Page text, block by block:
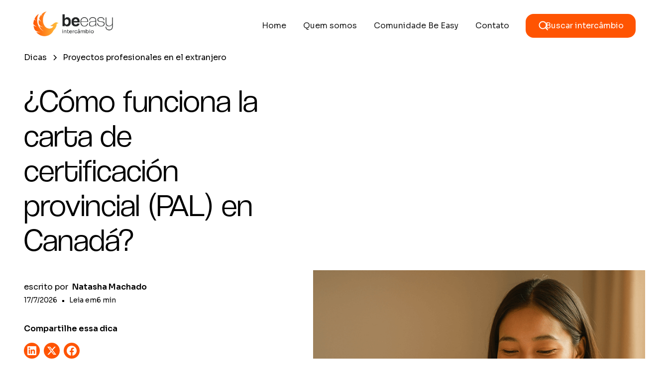
Home Quem somos Comunidade Be Easy Contato Buscar intercâmbio
Dicas Proyectos profesionales en el extranjero
¿Cómo funciona la
carta de
certificación
provincial (PAL) en
Canadá?
escrito por Natasha Machado
17/7/2026 • Leia em6 min
Compartilhe essa dica